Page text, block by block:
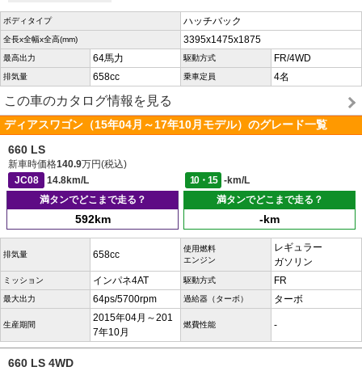
ボディタイプ ハッチバック
全長x全幅x全高(mm) 3395x1475x1875
最高出力 64馬力 駆動方式 FR/4WD
排気量 658cc 乗車定員 4名
この車のカタログ情報を見る
ディアスワゴン（15年04月～17年10月モデル）のグレード一覧
660 LS
新車時価格140.9万円(税込)
JC08
14.8km/L 10・15
-km/L
満タンでどこまで走る？
592km
満タンでどこまで走る？
-km
排気量 658cc
使用燃料
エンジン
レギュラー
ガソリン
ミッション インパネ4AT 駆動方式 FR
最大出力 64ps/5700rpm 過給器（ターボ） ターボ
生産期間
2015年04月～201
7年10月
燃費性能 -
660 LS 4WD